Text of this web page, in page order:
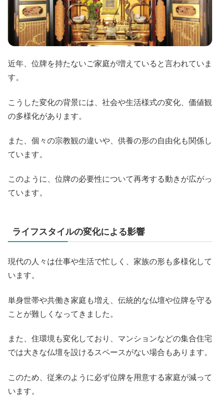
近年、位牌を持たないご家庭が増えていると言われていま
す。
こうした変化の背景には、社会や生活様式の変化、価値観
の多様化があります。
また、個々の宗教観の違いや、供養の形の自由化も関係し
ています。
このように、位牌の必要性について再考する動きが広がっ
ています。
ライフスタイルの変化による影響
現代の人々は仕事や生活で忙しく、家族の形も多様化して
います。
単身世帯や共働き家庭も増え、伝統的な仏壇や位牌を守る
ことが難しくなってきました。
また、住環境も変化しており、マンションなどの集合住宅
では大きな仏壇を設けるスペースがない場合もあります。
このため、従来のように必ず位牌を用意する家庭が減って
います。